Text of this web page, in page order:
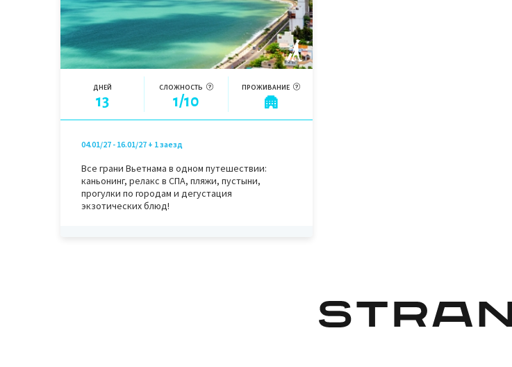
ДНЕЙ
13
СЛОЖНОСТЬ
1/10
ПРОЖИВАНИЕ
04.01/27 - 16.01/27 + 1 заезд
Все грани Вьетнама в одном путешествии:
каньонинг, релакс в СПА, пляжи, пустыни,
прогулки по городам и дегустация
экзотических блюд!